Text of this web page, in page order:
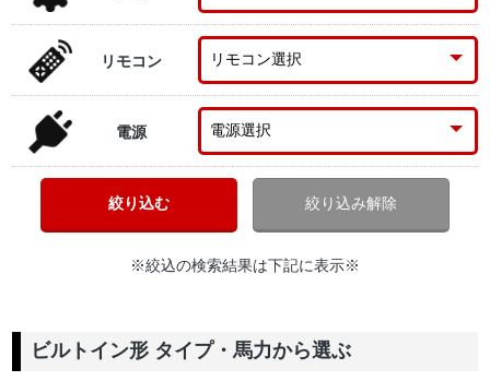
リモコン
電源
※絞込の検索結果は下記に表示※
ビルトイン形 タイプ・馬力から選ぶ